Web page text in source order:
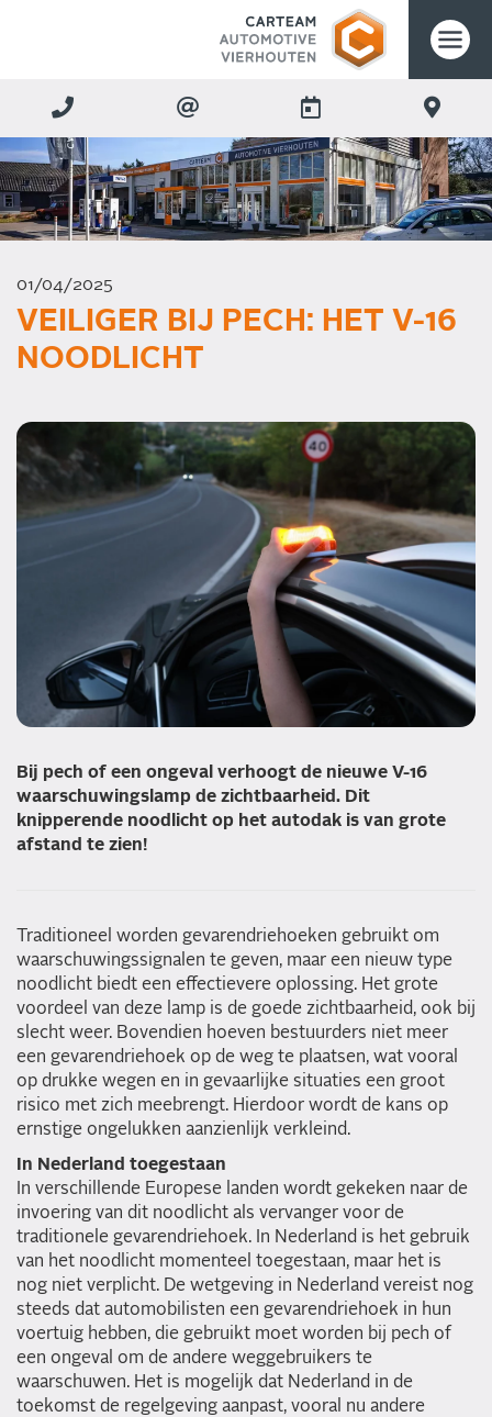
01/04/2025
VEILIGER BIJ PECH: HET V-16
NOODLICHT
Bij pech of een ongeval verhoogt de nieuwe V-16
waarschuwingslamp de zichtbaarheid. Dit
knipperende noodlicht op het autodak is van grote
afstand te zien!
Traditioneel worden gevarendriehoeken gebruikt om
waarschuwingssignalen te geven, maar een nieuw type
noodlicht biedt een effectievere oplossing. Het grote
voordeel van deze lamp is de goede zichtbaarheid, ook bij
slecht weer. Bovendien hoeven bestuurders niet meer
een gevarendriehoek op de weg te plaatsen, wat vooral
op drukke wegen en in gevaarlijke situaties een groot
risico met zich meebrengt. Hierdoor wordt de kans op
ernstige ongelukken aanzienlijk verkleind.
In Nederland toegestaan
In verschillende Europese landen wordt gekeken naar de
invoering van dit noodlicht als vervanger voor de
traditionele gevarendriehoek. In Nederland is het gebruik
van het noodlicht momenteel toegestaan, maar het is
nog niet verplicht. De wetgeving in Nederland vereist nog
steeds dat automobilisten een gevarendriehoek in hun
voertuig hebben, die gebruikt moet worden bij pech of
een ongeval om de andere weggebruikers te
waarschuwen. Het is mogelijk dat Nederland in de
toekomst de regelgeving aanpast, vooral nu andere